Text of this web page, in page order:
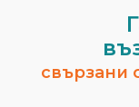
свързани